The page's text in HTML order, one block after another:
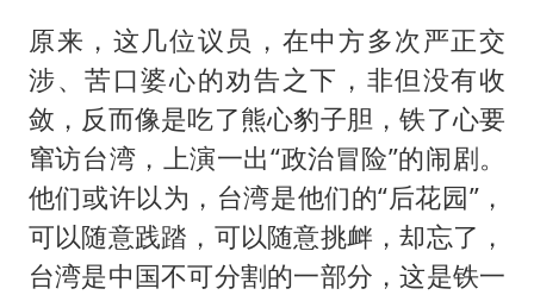
原来，这几位议员，在中方多次严正交
涉、苦口婆心的劝告之下，非但没有收
敛，反而像是吃了熊心豹子胆，铁了心要
窜访台湾，上演一出“政治冒险”的闹剧。
他们或许以为，台湾是他们的“后花园”，
可以随意践踏，可以随意挑衅，却忘了，
台湾是中国不可分割的一部分，这是铁一